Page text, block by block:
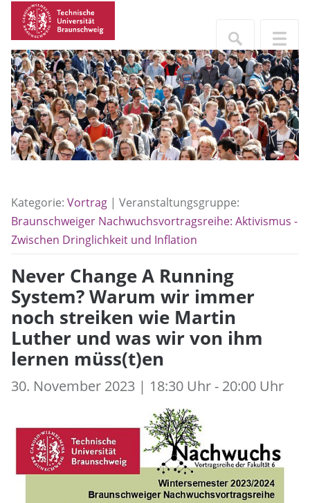
Kategorie: Vortrag | Veranstaltungsgruppe:
Braunschweiger Nachwuchsvortragsreihe: Aktivismus -
Zwischen Dringlichkeit und Inflation
Never Change A Running
System? Warum wir immer
noch streiken wie Martin
Luther und was wir von ihm
lernen müss(t)en
30. November 2023 | 18:30 Uhr - 20:00 Uhr